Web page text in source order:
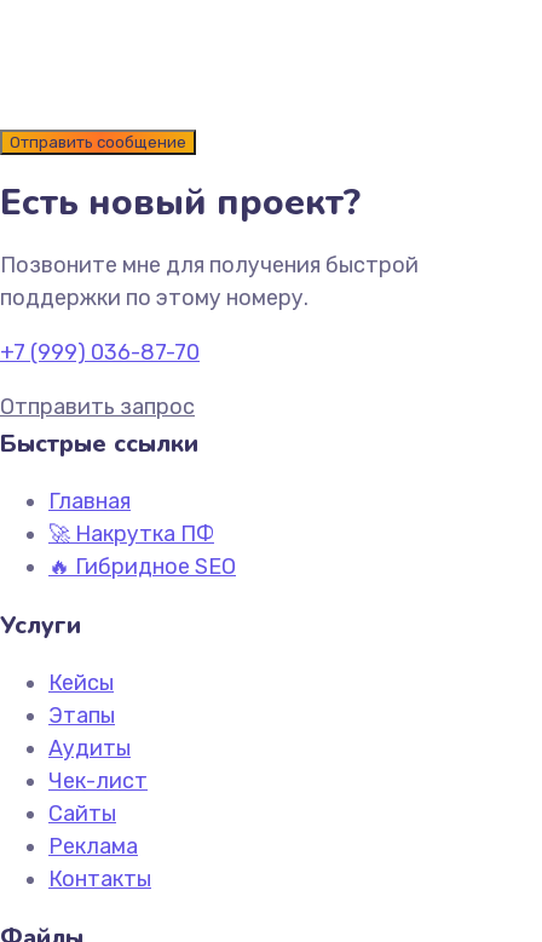
Есть новый проект?
Позвоните мне для получения быстрой
поддержки по этому номеру.
+7 (999) 036-87-70
Отправить запрос
Быстрые ссылки
Главная
🚀 Накрутка ПФ
🔥 Гибридное SEO
Услуги
Кейсы
Этапы
Аудиты
Чек-лист
Сайты
Реклама
Контакты